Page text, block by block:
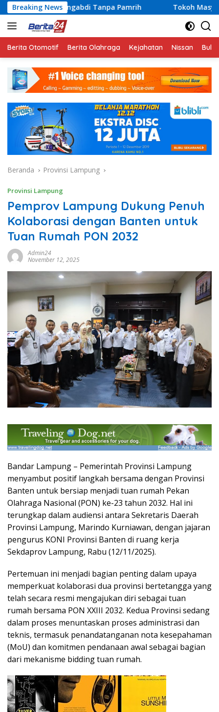
Langsung
ke
konten
Breaking News
Tanpa Pamrih Tokoh Masyarakat Lampung
Berita Otomotif Berita Olahraga Kejahatan Nissan
Beranda Provinsi Lampung
Provinsi Lampung
Pemprov Lampung Dukung Penuh
Kolaborasi dengan Banten untuk
Tuan Rumah PON 2032
Admin24
November 12, 2025
Bandar Lampung – Pemerintah Provinsi Lampung
menyambut positif langkah bersama dengan Provinsi
Banten untuk bersiap menjadi tuan rumah Pekan
Olahraga Nasional (PON) ke-23 tahun 2032. Hal ini
terungkap dalam audiensi antara Sekretaris Daerah
Provinsi Lampung, Marindo Kurniawan, dengan jajaran
pengurus KONI Provinsi Banten di ruang kerja
Sekdaprov Lampung, Rabu (12/11/2025).
Pertemuan ini menjadi bagian penting dalam upaya
memperkuat kolaborasi dua provinsi bertetangga yang
telah secara resmi mengajukan diri sebagai tuan
rumah bersama PON XXIII 2032. Kedua Provinsi sedang
dalam proses menuntaskan proses administrasi dan
teknis, termasuk penandatanganan nota kesepahaman
(MoU) dan komitmen pendanaan awal sebagai bagian
dari mekanisme bidding tuan rumah.